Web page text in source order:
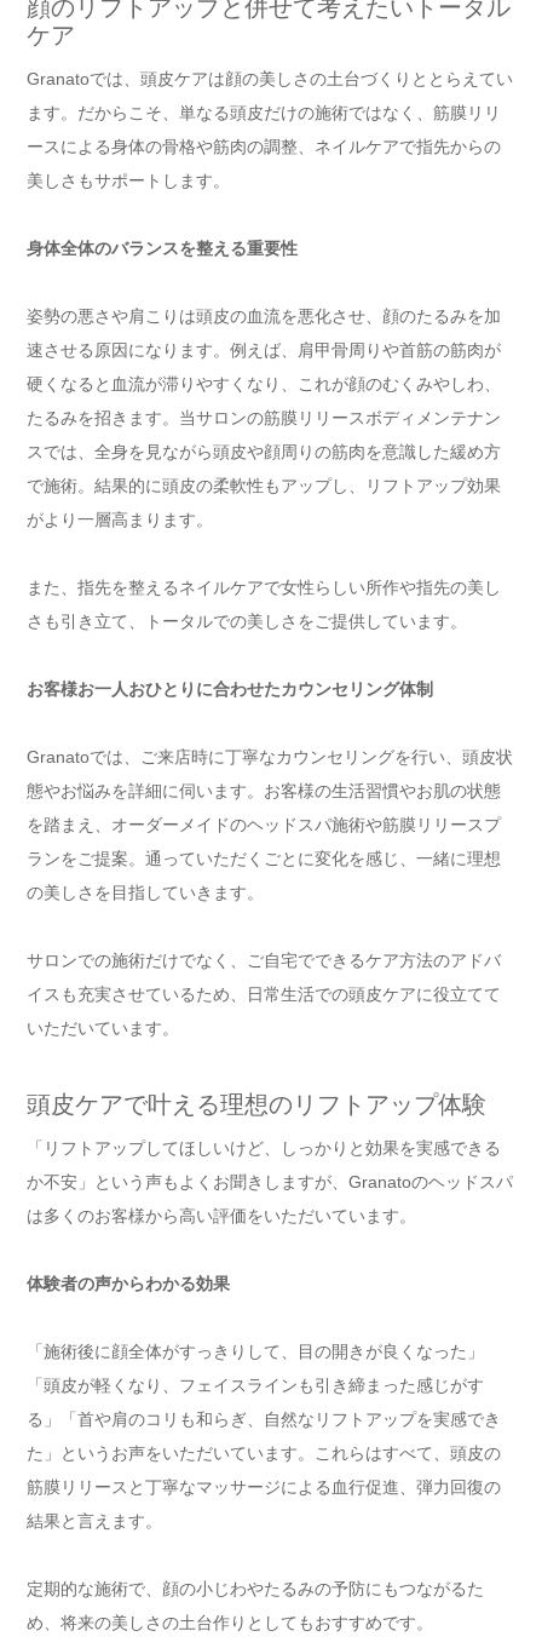
顔のリフトアップと併せて考えたいトータル
ケア
Granatoでは、頭皮ケアは顔の美しさの土台づくりととらえてい
ます。だからこそ、単なる頭皮だけの施術ではなく、筋膜リリ
ースによる身体の骨格や筋肉の調整、ネイルケアで指先からの
美しさもサポートします。
身体全体のバランスを整える重要性
姿勢の悪さや肩こりは頭皮の血流を悪化させ、顔のたるみを加
速させる原因になります。例えば、肩甲骨周りや首筋の筋肉が
硬くなると血流が滞りやすくなり、これが顔のむくみやしわ、
たるみを招きます。当サロンの筋膜リリースボディメンテナン
スでは、全身を見ながら頭皮や顔周りの筋肉を意識した緩め方
で施術。結果的に頭皮の柔軟性もアップし、リフトアップ効果
がより一層高まります。
また、指先を整えるネイルケアで女性らしい所作や指先の美し
さも引き立て、トータルでの美しさをご提供しています。
お客様お一人おひとりに合わせたカウンセリング体制
Granatoでは、ご来店時に丁寧なカウンセリングを行い、頭皮状
態やお悩みを詳細に伺います。お客様の生活習慣やお肌の状態
を踏まえ、オーダーメイドのヘッドスパ施術や筋膜リリースプ
ランをご提案。通っていただくごとに変化を感じ、一緒に理想
の美しさを目指していきます。
サロンでの施術だけでなく、ご自宅でできるケア方法のアドバ
イスも充実させているため、日常生活での頭皮ケアに役立てて
いただいています。
頭皮ケアで叶える理想のリフトアップ体験
「リフトアップしてほしいけど、しっかりと効果を実感できる
か不安」という声もよくお聞きしますが、Granatoのヘッドスパ
は多くのお客様から高い評価をいただいています。
体験者の声からわかる効果
「施術後に顔全体がすっきりして、目の開きが良くなった」
「頭皮が軽くなり、フェイスラインも引き締まった感じがす
る」「首や肩のコリも和らぎ、自然なリフトアップを実感でき
た」というお声をいただいています。これらはすべて、頭皮の
筋膜リリースと丁寧なマッサージによる血行促進、弾力回復の
結果と言えます。
定期的な施術で、顔の小じわやたるみの予防にもつながるた
め、将来の美しさの土台作りとしてもおすすめです。